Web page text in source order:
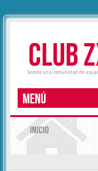
CLUB
Somos una comunidad de
MENÚ
INICIO